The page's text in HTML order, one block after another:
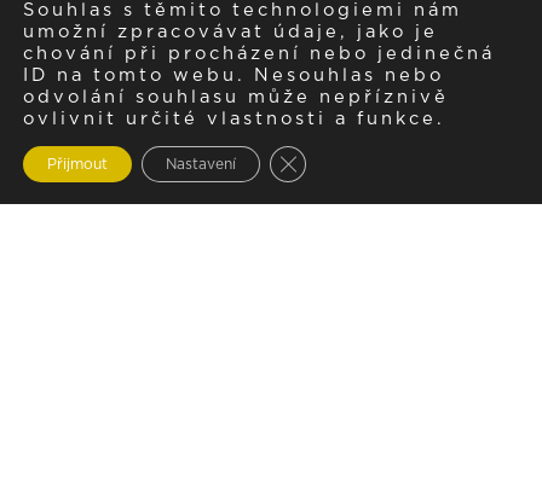
Souhlas s těmito technologiemi nám
umožní zpracovávat údaje, jako je
chování při procházení nebo jedinečná
ID na tomto webu. Nesouhlas nebo
odvolání souhlasu může nepříznivě
ovlivnit určité vlastnosti a funkce.
Přijmout Nastavení Zavřít cookie lištu GDPR